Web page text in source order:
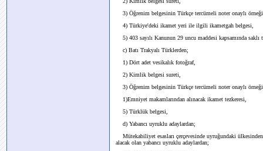
3) Öğrenim belgesinin Türkçe tercümeli noter onaylı
4) Türkiye'deki ikamet yeri ile ilgili ikametgah belgesi,
5) 403 sayılı Kanunun 29 uncu maddesi kapsamında
c) Batı Trakyalı Türklerden;
1) Dört adet vesikalık fotoğraf,
2) Kimlik belgesi sureti,
3) Öğrenim belgesinin Türkçe tercümeli noter onaylı
1)Emniyet makamlarından alınacak ikamet tezkeresi,
5) Türklük belgesi,
d) Yabancı uyruklu adaylardan;
Mütekabiliyet esasları çerçevesinde uyruğundaki
alacak olan yabancı uyruklu adaylardan;